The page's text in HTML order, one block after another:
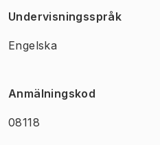
Undervisningsspråk
Engelska
Anmälningskod
08118